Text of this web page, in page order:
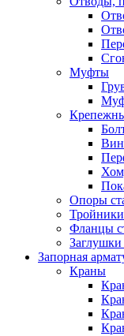
Муфты
Опоры
Фланцы
Заглушки
Запорная
Краны